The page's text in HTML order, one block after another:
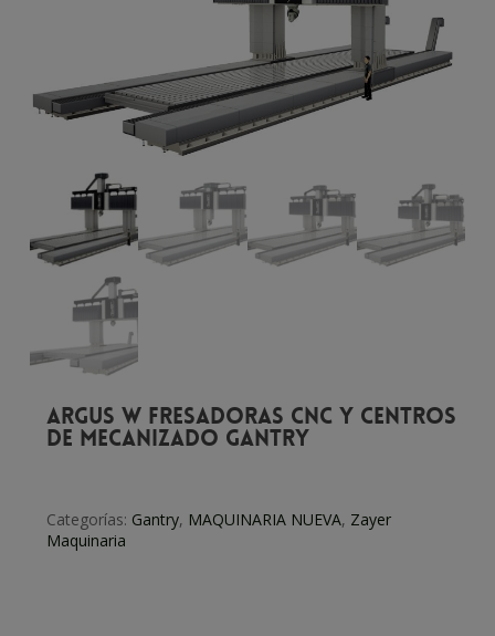
ARGUS W Fresadoras CNC y centros
de mecanizado GANTRY
Categorías: Gantry, MAQUINARIA NUEVA, Zayer
Maquinaria